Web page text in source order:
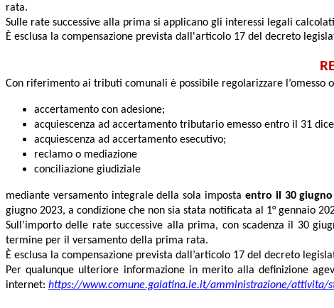
rata.
Sulle rate successive alla prima si applicano gli interessi legali
È esclusa la compensazione prevista dall'articolo 17 del decreto
Con riferimento ai tributi comunali è possibile regolarizzare l’omesso
accertamento con adesione;
acquiescenza ad accertamento tributario emesso entro il 31
acquiescenza ad accertamento esecutivo;
reclamo o mediazione
conciliazione giudiziale
mediante versamento integrale della sola imposta entro il 30 giugno
giugno 2023, a condizione che non sia stata notificata al 1° gennaio
Sull’importo delle rate successive alla prima, con scadenza il 30
termine per il versamento della prima rata.
È esclusa la compensazione prevista dall’articolo 17 del decreto
Per qualunque ulteriore informazione in merito alla definizione
internet: https://www.comune.galatina.le.it/amministrazione/attivita/